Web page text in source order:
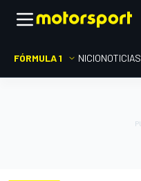
FÓRMULA 1 INICIONOTICIAS